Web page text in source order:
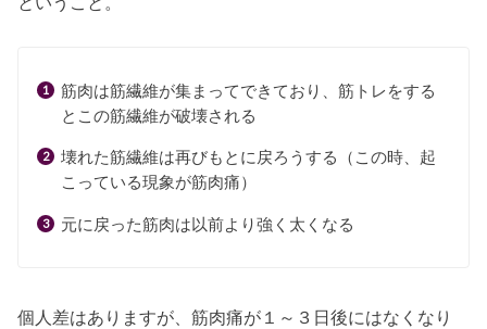
筋肉は筋繊維が集まってできており、筋トレをする
とこの筋繊維が破壊される
壊れた筋繊維は再びもとに戻ろうする（この時、起
こっている現象が筋肉痛）
元に戻った筋肉は以前より強く太くなる
個人差はありますが、筋肉痛が１～３日後にはなくなり